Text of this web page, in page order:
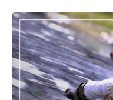
Skip to
main
content
Hotkey
1
Skip to
main
navigation
Hotkey
2